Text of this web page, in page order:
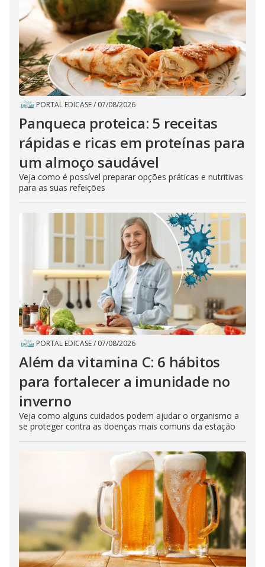
PORTAL EDICASE/ 07/08/2026
Panqueca proteica: 5 receitas
rápidas e ricas em proteínas para
um almoço saudável
Veja como é possível preparar opções práticas e nutritivas
para as suas refeições
PORTAL EDICASE/ 07/08/2026
Além da vitamina C: 6 hábitos
para fortalecer a imunidade no
inverno
Veja como alguns cuidados podem ajudar o organismo a
se proteger contra as doenças mais comuns da estação